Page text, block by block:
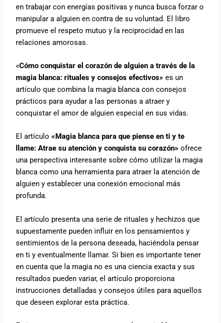
en trabajar con energías positivas y nunca busca forzar o
manipular a alguien en contra de su voluntad. El libro
promueve el respeto mutuo y la reciprocidad en las
relaciones amorosas.
«Cómo conquistar el corazón de alguien a través de la
magia blanca: rituales y consejos efectivos»es un
artículo que combina la magia blanca con consejos
prácticos para ayudar a las personas a atraer y
conquistar el amor de alguien especial en sus vidas.
El artículo«Magia blanca para que piense en ti y te
llame: Atrae su atención y conquista su corazón»ofrece
una perspectiva interesante sobre cómo utilizar la magia
blanca como una herramienta para atraer la atención de
alguien y establecer una conexión emocional más
profunda.
El artículo presenta una serie de rituales y hechizos que
supuestamente pueden influir en los pensamientos y
sentimientos de la persona deseada, haciéndola pensar
en ti y eventualmente llamar. Si bien es importante tener
en cuenta que la magia no es una ciencia exacta y sus
resultados pueden variar, el artículo proporciona
instrucciones detalladas y consejos útiles para aquellos
que deseen explorar esta práctica.